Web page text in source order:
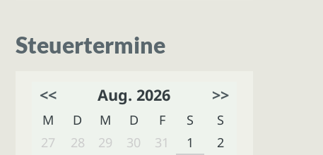
Steuertermine
<< Aug. 2026 >>
M D M D F S
S
27
28 29 30 31 1
2